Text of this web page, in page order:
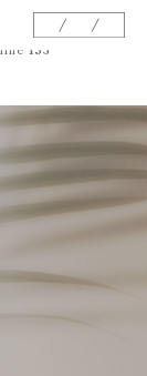
Warning: Undefined
photostudio.com/
content/themes/
line 153